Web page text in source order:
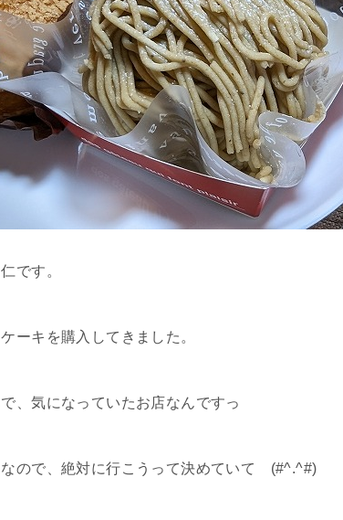
です。
ーキを購入してきました。
、気になっていたお店なんですっ
ので、絶対に行こうって決めていて (#^.^#)